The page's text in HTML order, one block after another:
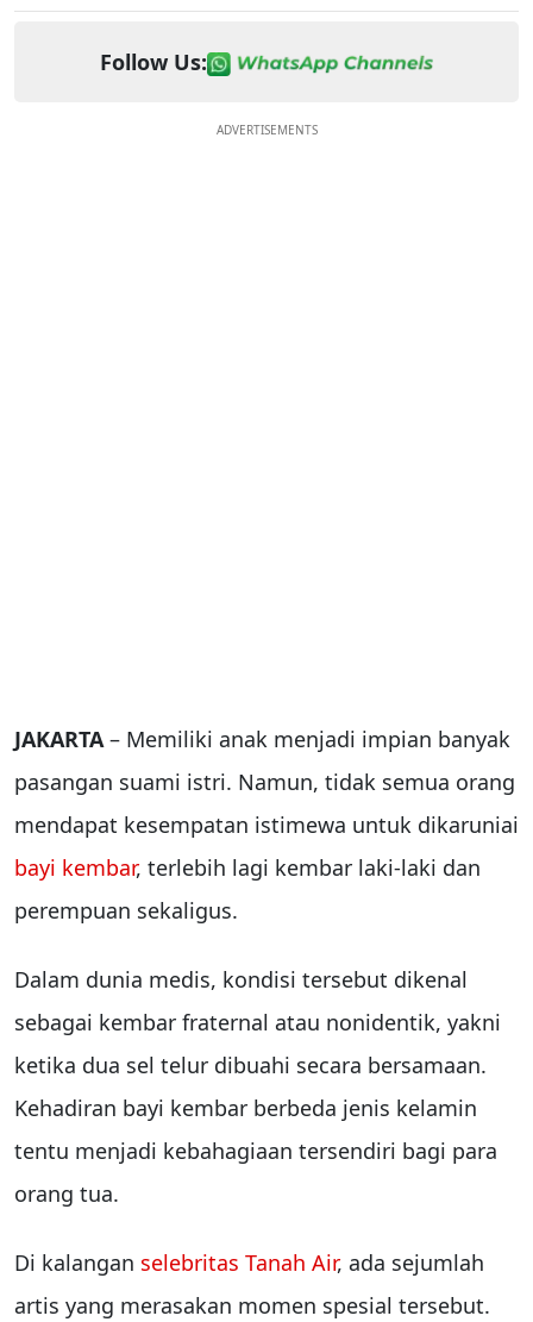
Follow Us:
ADVERTISEMENTS
JAKARTA– Memiliki anak menjadi impian banyak
pasangan suami istri. Namun, tidak semua orang
mendapat kesempatan istimewa untuk dikaruniai
bayi kembar, terlebih lagi kembar laki-laki dan
perempuan sekaligus.
Dalam dunia medis, kondisi tersebut dikenal
sebagai kembar fraternal atau nonidentik, yakni
ketika dua sel telur dibuahi secara bersamaan.
Kehadiran bayi kembar berbeda jenis kelamin
tentu menjadi kebahagiaan tersendiri bagi para
orang tua.
Di kalangan selebritas Tanah Air, ada sejumlah
artis yang merasakan momen spesial tersebut.